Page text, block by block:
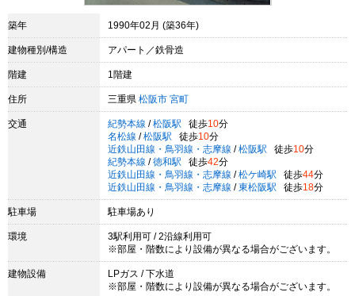
築年 1990年02月 (築36年)
建物種別/構造 アパート／鉄骨造
階建 1階建
住所 三重県 松阪市 宮町
交通 紀勢本線 / 松阪駅 徒歩10分
名松線 / 松阪駅 徒歩10分
近鉄山田線・鳥羽線・志摩線 / 松阪駅 徒歩10分
紀勢本線 / 徳和駅 徒歩42分
近鉄山田線・鳥羽線・志摩線 / 松ケ崎駅 徒歩44分
近鉄山田線・鳥羽線・志摩線 / 東松阪駅 徒歩18分
駐車場 駐車場あり
環境
3駅利用可 / 2沿線利用可
※部屋・階数により設備が異なる場合がございます。
建物設備
LPガス / 下水道
※部屋・階数により設備が異なる場合がございます。